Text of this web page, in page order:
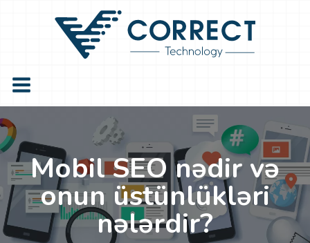
Mobil SEO nədir və
onun üstünlükləri
nələrdir?